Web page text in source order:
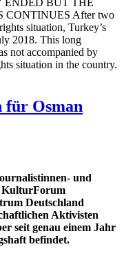
ENDED BUT THE
After two
situation, Turkey’s
2018. This long
not accompanied by
situation in the country.
für Osman
und
KulturForum
Deutschland
Aktivisten
seit genau einem Jahr
befindet.